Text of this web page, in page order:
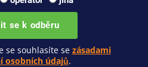
se k odběru
se souhlasíte se zásadami
osobních údajů.